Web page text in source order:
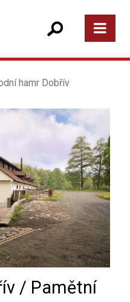
hamr Dobřív
/ Pamětní